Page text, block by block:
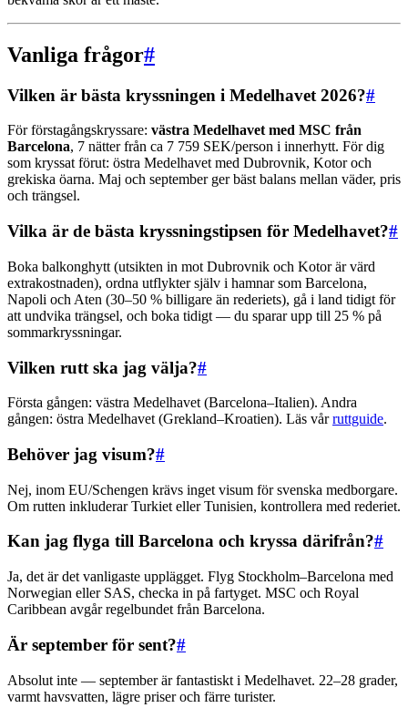
Vanliga frågor#
Vilken är bästa kryssningen i Medelhavet 2026?#
För förstagångskryssare: västra Medelhavet med MSC från
Barcelona, 7 nätter från ca 7 759 SEK/person i innerhytt. För dig
som kryssat förut: östra Medelhavet med Dubrovnik, Kotor och
grekiska öarna. Maj och september ger bäst balans mellan väder, pris
och trängsel.
Vilka är de bästa kryssningstipsen för Medelhavet?#
Boka balkonghytt (utsikten in mot Dubrovnik och Kotor är värd
extrakostnaden), ordna utflykter själv i hamnar som Barcelona,
Napoli och Aten (30–50 % billigare än rederiets), gå i land tidigt för
att undvika trängsel, och boka tidigt — du sparar upp till 25 % på
sommarkryssningar.
Vilken rutt ska jag välja?#
Första gången: västra Medelhavet (Barcelona–Italien). Andra
gången: östra Medelhavet (Grekland–Kroatien). Läs vårruttguide.
Behöver jag visum?#
Nej, inom EU/Schengen krävs inget visum för svenska medborgare.
Om rutten inkluderar Turkiet eller Tunisien, kontrollera med rederiet.
Kan jag flyga till Barcelona och kryssa därifrån?#
Ja, det är det vanligaste upplägget. Flyg Stockholm–Barcelona med
Norwegian eller SAS, checka in på fartyget. MSC och Royal
Caribbean avgår regelbundet från Barcelona.
Är september för sent?#
Absolut inte — september är fantastiskt i Medelhavet. 22–28 grader,
varmt havsvatten, lägre priser och färre turister.